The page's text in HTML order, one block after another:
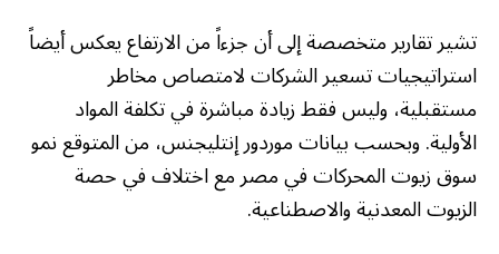
تشير تقارير متخصصة إلى أن جزءاً من الارتفاع يعكس أيضاً
استراتيجيات تسعير الشركات لامتصاص مخاطر
مستقبلية، وليس فقط زيادة مباشرة في تكلفة المواد
الأولية. وبحسب بيانات موردور إنتليجنس، من المتوقع نمو
سوق زيوت المحركات في مصر مع اختلاف في حصة
الزيوت المعدنية والاصطناعية.